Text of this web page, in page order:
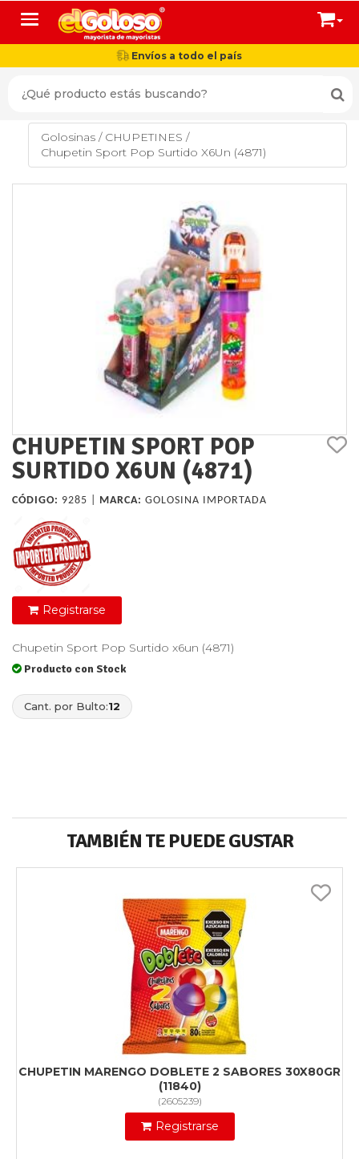
Toggle navigation
Envíos a todo el país
Golosinas / CHUPETINES /
Chupetin Sport Pop Surtido X6Un (4871)
CHUPETIN SPORT POP
SURTIDO X6UN (4871)
CÓDIGO: 9285 | MARCA: GOLOSINA IMPORTADA
Registrarse
Chupetin Sport Pop Surtido x6un (4871)
Producto con Stock
Cant. por Bulto:12
TAMBIÉN TE PUEDE GUSTAR
CHUPETIN MARENGO DOBLETE 2 SABORES 30X80GR
(11840)
(2605239)
Registrarse